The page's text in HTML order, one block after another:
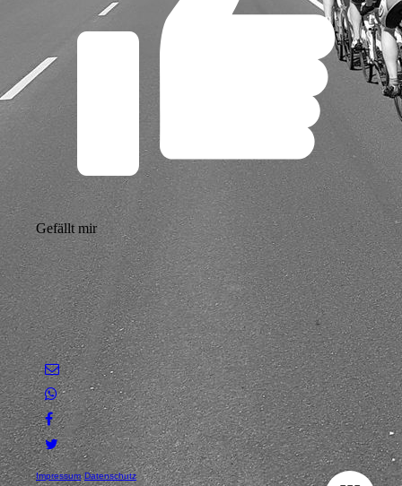
Gefällt mir
Impressum Datenschutz